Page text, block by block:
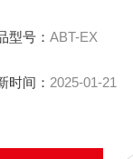
型号：ABT-EX
时间： 2025-01-21